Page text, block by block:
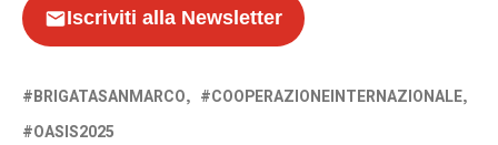
Iscriviti alla Newsletter
BRIGATASANMARCO
COOPERAZIONEINTERNAZIONALE
OASIS2025